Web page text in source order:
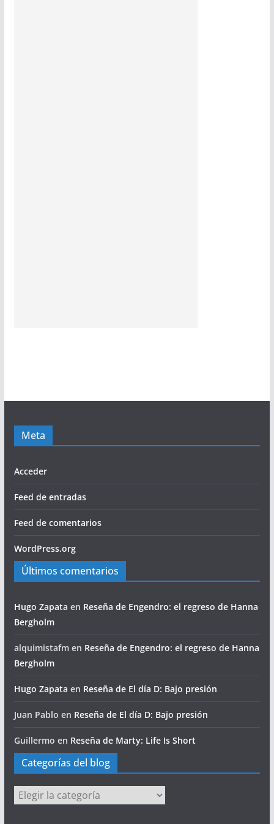
Meta
Acceder
Feed de entradas
Feed de comentarios
WordPress.org
Últimos comentarios
Hugo Zapata en Reseña de Engendro: el regreso de Hanna
Bergholm
alquimistafmen Reseña de Engendro: el regreso de Hanna
Bergholm
Hugo Zapata en Reseña de El día D: Bajo presión
Juan Pablo en Reseña de El día D: Bajo presión
Guillermo en Reseña de Marty: Life Is Short
Categorías del blog
Categorías
del